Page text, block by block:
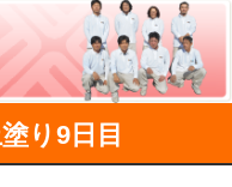
り9日目